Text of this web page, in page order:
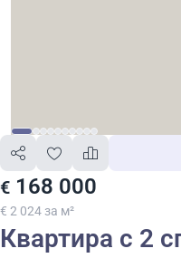
€ 168 000
€ 2 024 за м²
Квартира с 2